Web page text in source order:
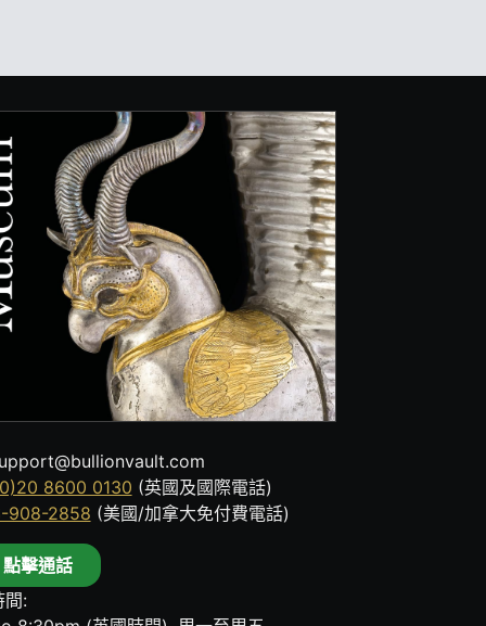
8600 0130 (英國及國際電話)
908-2858 (美國/加拿大免付費電話)
擊通話
間: